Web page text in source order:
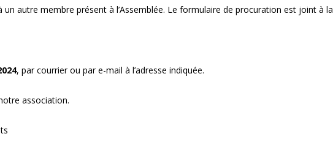
autre membre présent à l’Assemblée. Le formulaire de procuration est joint à la
, par courrier ou par e-mail à l’adresse indiquée.
association.